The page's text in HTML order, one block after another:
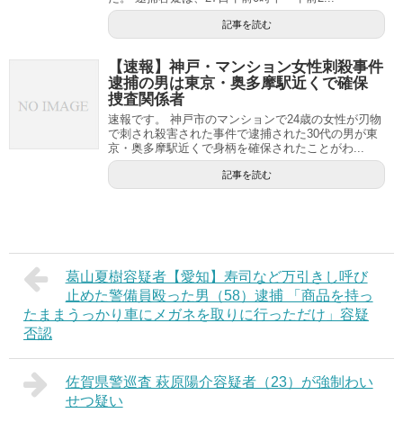
記事を読む
【速報】神戸・マンション女性刺殺事件
逮捕の男は東京・奥多摩駅近くで確保
捜査関係者
速報です。 神戸市のマンションで24歳の女性が刃物
で刺され殺害された事件で逮捕された30代の男が東
京・奥多摩駅近くで身柄を確保されたことがわ...
記事を読む
葛山夏樹容疑者【愛知】寿司など万引きし呼び
止めた警備員殴った男（58）逮捕 「商品を持っ
たままうっかり車にメガネを取りに行っただけ」容疑
否認
佐賀県警巡査 萩原陽介容疑者（23）が強制わい
せつ疑い